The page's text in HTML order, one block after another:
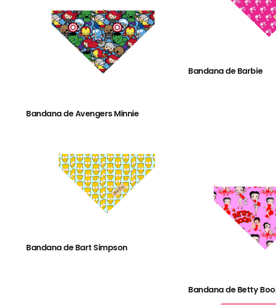
Bandana de Avengers Minnie
Bandana de Barbie
Bandana de Bart Simpson
Bandana de Betty